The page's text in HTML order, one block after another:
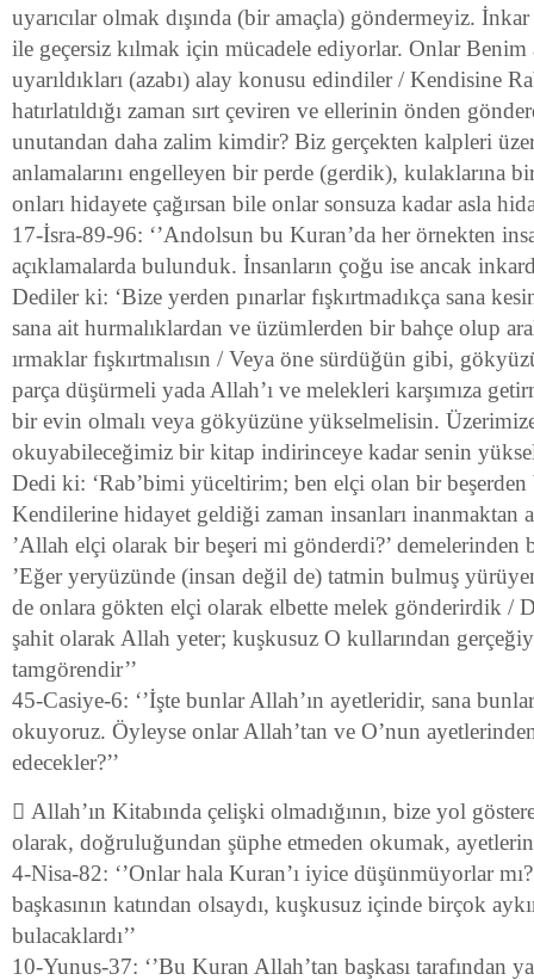
uyarıcılar olmak dışında (bir amaçla) göndermeyiz.
ile geçersiz kılmak için mücadele ediyorlar. Onlar
uyarıldıkları (azabı) alay konusu edindiler / Kendisine
hatırlatıldığı zaman sırt çeviren ve ellerinin önden
unutandan daha zalim kimdir? Biz gerçekten kalpleri
anlamalarını engelleyen bir perde (gerdik), kulaklarına
onları hidayete çağırsan bile onlar sonsuza kadar asla
17-İsra-89-96: ‘’Andolsun bu Kuran’da her örnekten
açıklamalarda bulunduk. İnsanların çoğu ise ancak
Dediler ki: ‘Bize yerden pınarlar fışkırtmadıkça sana
sana ait hurmalıklardan ve üzümlerden bir bahçe olup
ırmaklar fışkırtmalısın / Veya öne sürdüğün gibi,
parça düşürmeli yada Allah’ı ve melekleri karşımıza
bir evin olmalı veya gökyüzüne yükselmelisin.
okuyabileceğimiz bir kitap indirinceye kadar senin
Dedi ki: ‘Rab’bimi yüceltirim; ben elçi olan bir beşerden
Kendilerine hidayet geldiği zaman insanları inanmaktan
’Allah elçi olarak bir beşeri mi gönderdi?’ demelerinden
’Eğer yeryüzünde (insan değil de) tatmin bulmuş
de onlara gökten elçi olarak elbette melek gönderirdik /
şahit olarak Allah yeter; kuşkusuz O kullarından
tamgörendir’’
45-Casiye-6: ‘’İşte bunlar Allah’ın ayetleridir, sana
okuyoruz. Öyleyse onlar Allah’tan ve O’nun
edecekler?’’
 Allah’ın Kitabında çelişki olmadığının, bize yol
olarak, doğruluğundan şüphe etmeden okumak,
4-Nisa-82: ‘’Onlar hala Kuran’ı iyice düşünmüyorlar
başkasının katından olsaydı, kuşkusuz içinde birçok
bulacaklardı’’
10-Yunus-37: ‘’Bu Kuran Allah’tan başkası tarafından